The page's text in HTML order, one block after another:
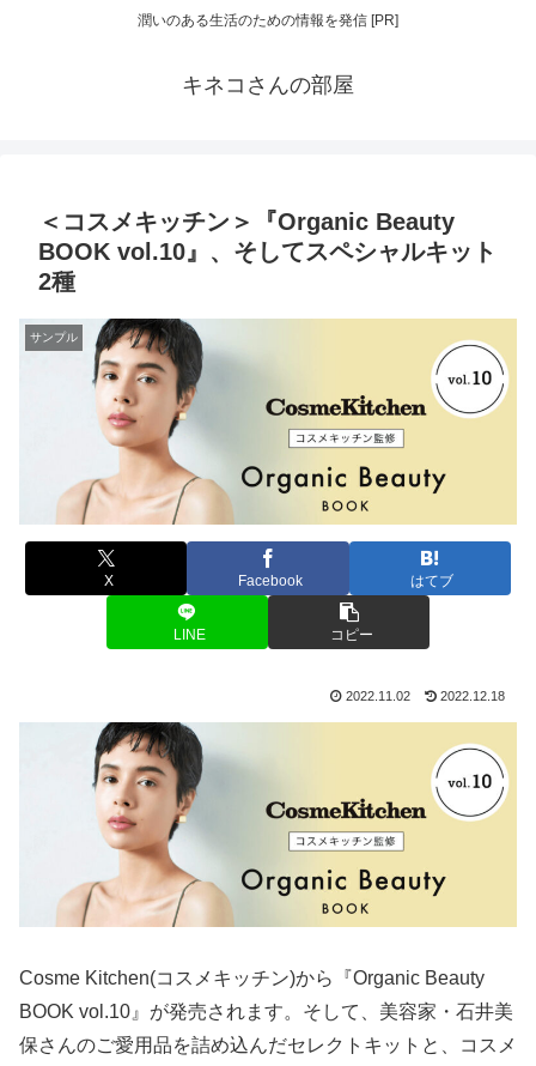
潤いのある生活のための情報を発信 [PR]
キネコさんの部屋
＜コスメキッチン＞『Organic Beauty
BOOK vol.10』、そしてスペシャルキット
2種
サンプル
X Facebook はてブ
LINE コピー
2022.11.02 2022.12.18
Cosme Kitchen(コスメキッチン)から『Organic Beauty
BOOK vol.10』が発売されます。そして、美容家・石井美
保さんのご愛用品を詰め込んだセレクトキットと、コスメ